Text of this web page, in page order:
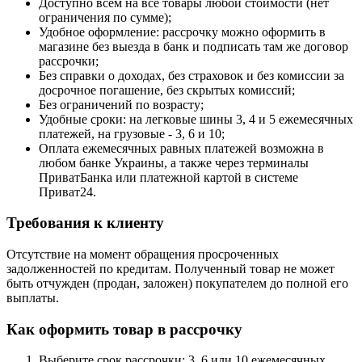
ограничения по сумме);
Удобное оформление: рассрочку можно оформить в
магазине без выезда в банк и подписать там же договор
рассрочки;
Без справки о доходах, без страховок и без комиссии за
досрочное погашение, без скрытых комиссий;
Без ограничений по возрасту;
Удобные сроки: на легковые шины 3, 4 и 5 ежемесячных
платежей, на грузовые - 3, 6 и 10;
Оплата ежемесячных равных платежей возможна в
любом банке Украины, а также через терминалы
ПриватБанка или платежной картой в системе
Приват24.
Требования к клиенту
Отсутствие на момент обращения просроченных
задолженностей по кредитам. Полученный товар не может
быть отчужден (продан, заложен) покупателем до полной его
выплаты.
Как оформить товар в рассрочку